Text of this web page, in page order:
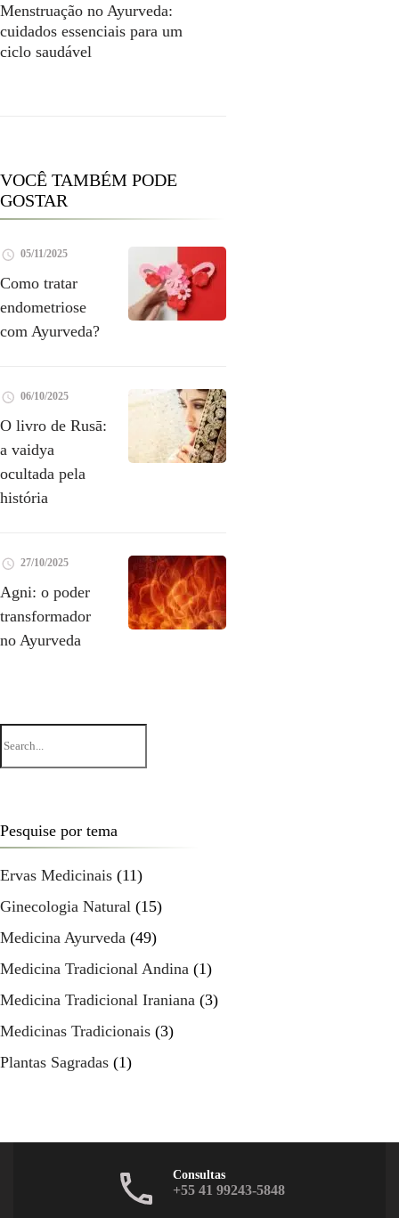
Menstruação no Ayurveda:
cuidados essenciais para um
ciclo saudável
VOCÊ TAMBÉM PODE
GOSTAR
05/11/2025
Como tratar
endometriose
com Ayurveda?
06/10/2025
O livro de Rusā:
a vaidya
ocultada pela
história
27/10/2025
Agni: o poder
transformador
no Ayurveda
Search
for:
Pesquise por tema
Ervas Medicinais (11)
Ginecologia Natural (15)
Medicina Ayurveda (49)
Medicina Tradicional Andina (1)
Medicina Tradicional Iraniana (3)
Medicinas Tradicionais (3)
Plantas Sagradas (1)
Consultas
+55 41 99243-5848